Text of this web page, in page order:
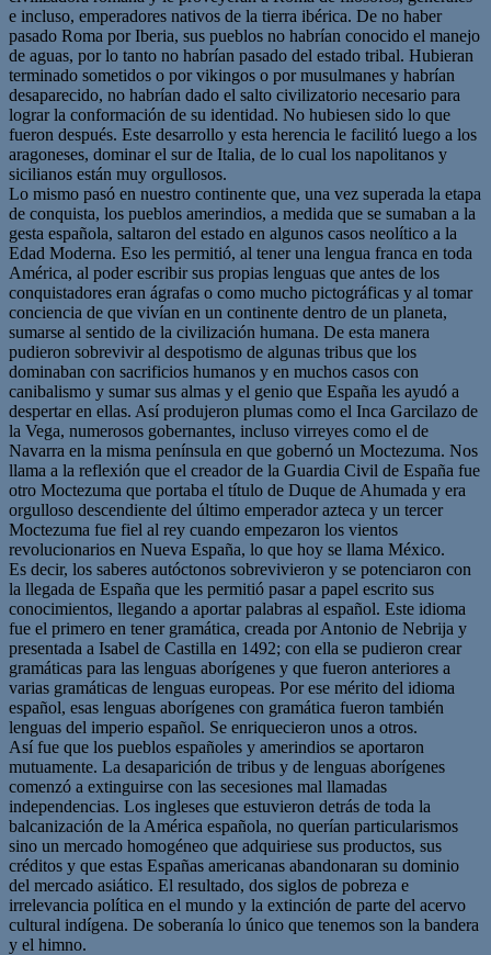
e incluso, emperadores nativos de la tierra ibérica. De no haber
pasado Roma por Iberia, sus pueblos no habrían conocido el manejo
de aguas, por lo tanto no habrían pasado del estado tribal. Hubieran
terminado sometidos o por vikingos o por musulmanes y habrían
desaparecido, no habrían dado el salto civilizatorio necesario para
lograr la conformación de su identidad. No hubiesen sido lo que
fueron después. Este desarrollo y esta herencia le facilitó luego a los
aragoneses, dominar el sur de Italia, de lo cual los napolitanos y
sicilianos están muy orgullosos.
Lo mismo pasó en nuestro continente que, una vez superada la etapa
de conquista, los pueblos amerindios, a medida que se sumaban a la
gesta española, saltaron del estado en algunos casos neolítico a la
Edad Moderna. Eso les permitió, al tener una lengua franca en toda
América, al poder escribir sus propias lenguas que antes de los
conquistadores eran ágrafas o como mucho pictográficas y al tomar
conciencia de que vivían en un continente dentro de un planeta,
sumarse al sentido de la civilización humana. De esta manera
pudieron sobrevivir al despotismo de algunas tribus que los
dominaban con sacrificios humanos y en muchos casos con
canibalismo y sumar sus almas y el genio que España les ayudó a
despertar en ellas. Así produjeron plumas como el Inca Garcilazo de
la Vega, numerosos gobernantes, incluso virreyes como el de
Navarra en la misma península en que gobernó un Moctezuma. Nos
llama a la reflexión que el creador de la Guardia Civil de España fue
otro Moctezuma que portaba el título de Duque de Ahumada y era
orgulloso descendiente del último emperador azteca y un tercer
Moctezuma fue fiel al rey cuando empezaron los vientos
revolucionarios en Nueva España, lo que hoy se llama México.
Es decir, los saberes autóctonos sobrevivieron y se potenciaron con
la llegada de España que les permitió pasar a papel escrito sus
conocimientos, llegando a aportar palabras al español. Este idioma
fue el primero en tener gramática, creada por Antonio de Nebrija y
presentada a Isabel de Castilla en 1492; con ella se pudieron crear
gramáticas para las lenguas aborígenes y que fueron anteriores a
varias gramáticas de lenguas europeas. Por ese mérito del idioma
español, esas lenguas aborígenes con gramática fueron también
lenguas del imperio español. Se enriquecieron unos a otros.
Así fue que los pueblos españoles y amerindios se aportaron
mutuamente. La desaparición de tribus y de lenguas aborígenes
comenzó a extinguirse con las secesiones mal llamadas
independencias. Los ingleses que estuvieron detrás de toda la
balcanización de la América española, no querían particularismos
sino un mercado homogéneo que adquiriese sus productos, sus
créditos y que estas Españas americanas abandonaran su dominio
del mercado asiático. El resultado, dos siglos de pobreza e
irrelevancia política en el mundo y la extinción de parte del acervo
cultural indígena. De soberanía lo único que tenemos son la bandera
y el himno.